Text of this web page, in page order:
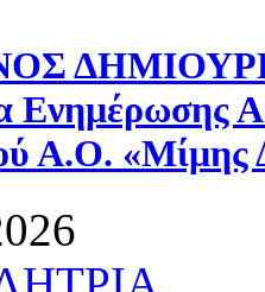
Ενημέρωσης
Α.Ο. «Μίμης